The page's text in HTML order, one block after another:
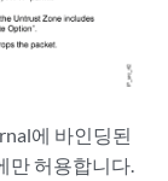
에 바인딩된
만 허용합니다.